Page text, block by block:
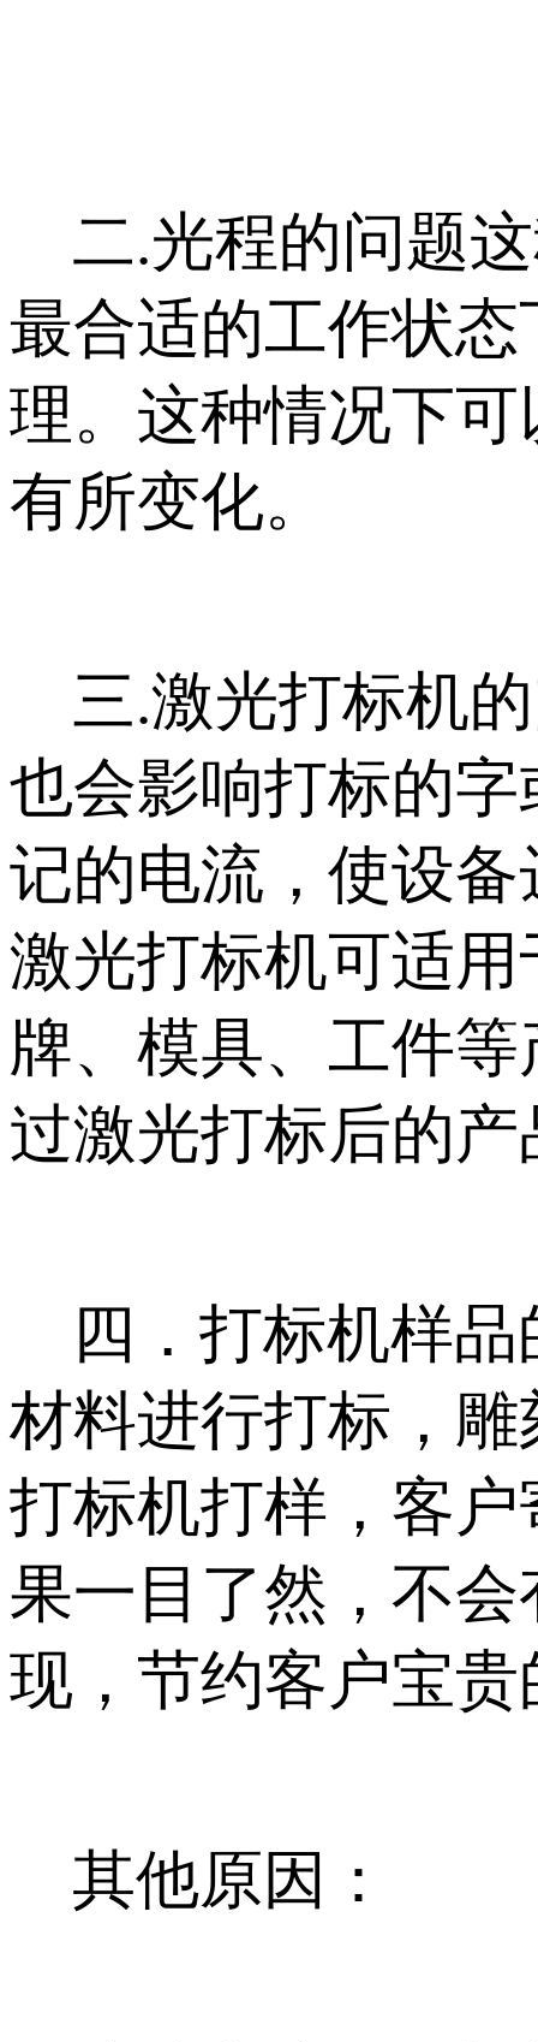
二.光程的问题
最合适的工作状
理。这种情况下
有所变化。
三.激光打标机
也会影响打标的
记的电流，使设
激光打标机可适
牌、模具、工件
过激光打标后的
四．打标机样品
材料进行打标，
打标机打样，客
果一目了然，不
现，节约客户宝
其他原因：